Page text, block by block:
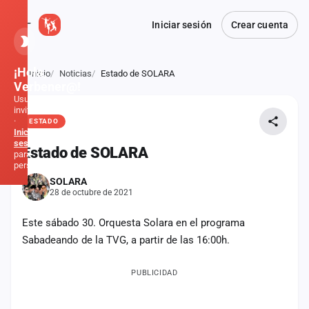
Iniciar sesión Crear cuenta
Atrás
Inicio Noticias Estado de SOLARA
ESTADO
Estado de SOLARA
SOLARA
28 de octubre de 2021
Este sábado 30. Orquesta Solara en el programa
Sabadeando de la TVG, a partir de las 16:00h.
PUBLICIDAD
¡Hola,
Verbener@!
Usuario
invitado
·
Inicia
sesión
para
personalizar
Noticias